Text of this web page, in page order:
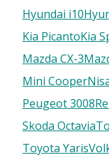
Hyundai i10
Kia PicantoKia
Mazda CX-3
Mini Cooper
Peugeot 3008
Skoda Octavia
Toyota Yaris